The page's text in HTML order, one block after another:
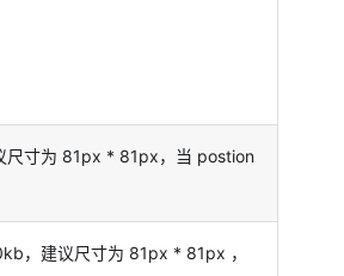
尺寸为 81px * 81px，当 postion
，建议尺寸为 81px * 81px ，